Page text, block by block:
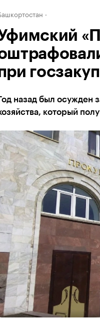
назад был осужден
который